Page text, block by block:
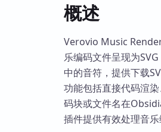
概述
Verovio Music
乐编码文件呈现为
中的音符，提供下载
功能包括直接代码渲
码块或文件名在
插件提供有效处理音